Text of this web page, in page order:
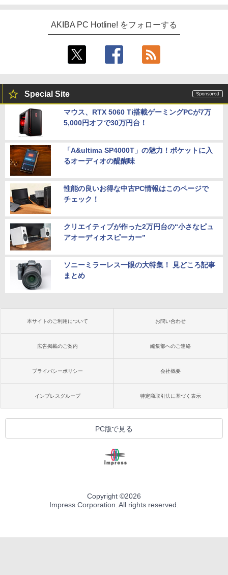
AKIBA PC Hotline! をフォローする
Special Site
マウス、RTX 5060 Ti搭載ゲーミングPCが7万
5,000円オフで30万円台！
「A&ultima SP4000T」の魅力！ポケットに入
るオーディオの醍醐味
性能の良いお得な中古PC情報はこのページで
チェック！
クリエイティブが作った2万円台の“小さなピュ
アオーディオスピーカー”
ソニーミラーレス一眼の大特集！ 見どころ記事
まとめ
本サイトのご利用について お問い合わせ
広告掲載のご案内 編集部へのご連絡
プライバシーポリシー 会社概要
インプレスグループ 特定商取引法に基づく表示
PC版で見る
Copyright ©2026
Impress Corporation. All rights reserved.